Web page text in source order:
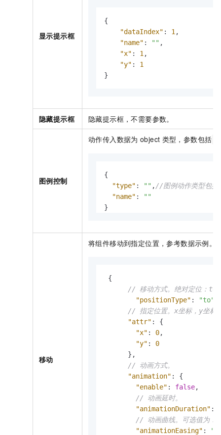
显示提示框
{
"dataIndex" : 1 ,
"name" : "" ,
"x" : 1 ,
"y" :
1
}
隐藏提示框 隐藏提示框，不需要参数。
图例控制
动作传入数据为 object 类型，参数包括
{
"type" : "" , //图例动作类型包
"name" :
""
}
移动
将组件移动到指定位置，参考数据示例。
{
// 移动方式。绝对定位：to
"positionType" : "to"
// 指定位置。x坐标，y坐标
"attr" :
{
"x" : 0,
"y" :
0
} ,
// 动画方式。
"animation" :
{
"enable" : false,
// 动画延时。
"animationDuration" :
// 动画曲线。可选值为
"animationEasing" :